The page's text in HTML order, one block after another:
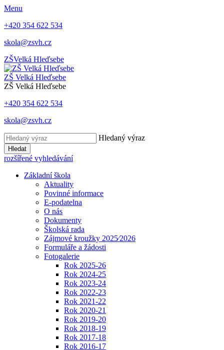
Menu
+420 354 622 534
skola@zsvh.cz
ZŠVelká Hleďsebe
ZŠ Velká Hleďsebe
ZŠ Velká Hleďsebe
+420 354 622 534
skola@zsvh.cz
Hledaný výraz
Hledat
rozšířené vyhledávání
Základní škola
Aktuality
Povinné informace
E-podatelna
O nás
Dokumenty
Školská rada
Zájmové kroužky 2025⁄2026
Formuláře a žádosti
Fotogalerie
Rok 2025-26
Rok 2024-25
Rok 2023-24
Rok 2022-23
Rok 2021-22
Rok 2020-21
Rok 2019-20
Rok 2018-19
Rok 2017-18
Rok 2016-17